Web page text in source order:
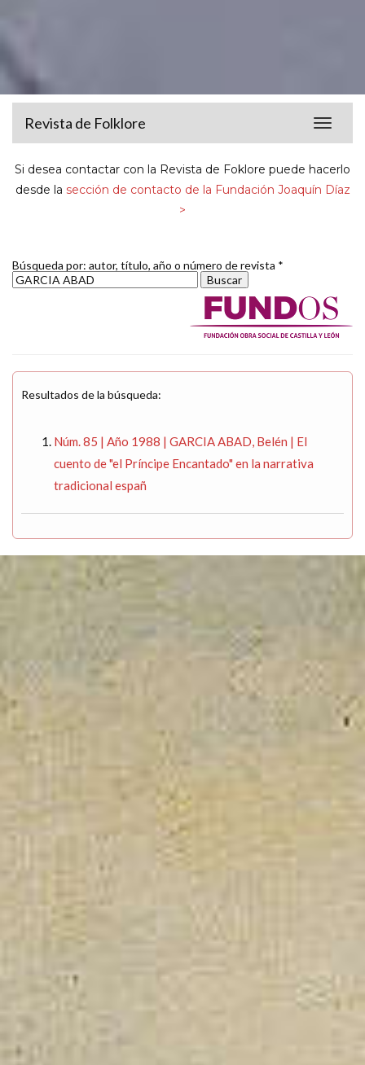
Toggle
Revista de Folklore
Si desea contactar con la Revista de Foklore puede hacerlo
desde la sección de contacto de la Fundación Joaquín Díaz
>
Búsqueda por: autor, título, año o número de revista *
Resultados de la búsqueda:
Núm. 85 | Año 1988 | GARCIA ABAD, Belén | El
cuento de "el Príncipe Encantado" en la narrativa
tradicional españ